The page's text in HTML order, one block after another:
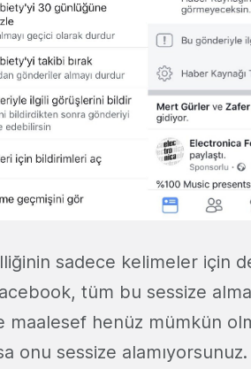
sadece kelimeler için
tüm bu sessize
maalesef henüz mümkün
onu sessize alamıyorsunuz.